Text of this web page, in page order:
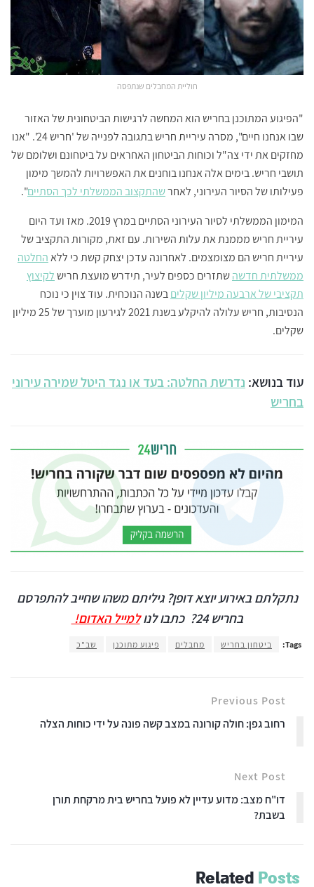
חוליית המחבלים שנתפסה
"הפיגוע המתוכנן בחריש הוא המחשה לרגישות הביטחונית של האזור
שבו אנחנו חיים", מסרה עיריית חריש בתגובה לפנייה של 'חריש 24'. "אנו
מחזקים את ידי צה"ל וכוחות הביטחון האחראים על ביטחונם ושלומם של
תושבי חריש. בימים אלה אנחנו בוחנים את האפשרויות להמשך מימון
פעילותו של הסיור העירוני, לאחרשהתקצוב הממשלתי לכך הסתיים".
המימון הממשלתי לסיור העירוני הסתיים במרץ 2019. מאז ועד היום
עיריית חריש מממנת את עלות השירות. עם זאת, מקורות התקציב של
עיריית חריש הם מצומצמים. לאחרונה עדכן יצחק קשת כי ללאהחלטה
ממשלתית חדשהשתזרים כספים לעיר, תידרש מועצת חרישלקיצוץ
תקציבי של ארבעה מיליון שקליםבשנה הנוכחית. עוד צוין כי נוכח
הנסיבות, חריש עלולה להיקלע בשנת 2021 לגירעון מוערך של 25 מיליון
שקלים.
עוד בנושא: נדרשת החלטה: בעד או נגד היטל שמירה עירוני
בחריש
נתקלתם באירוע יוצא דופן? גיליתם משהו שחייב להתפרסם
בחריש 24?
כתבו לנולמייל האדום!
Tags: ביטחון בחריש מחבלים פיגוע מתוכנן שב"כ
Previous Post
רחוב גפן: חולה קורונה במצב קשה פונה על ידי כוחות הצלה
Next Post
דו"ח מצב: מדוע עדיין לא פועל בחריש בית מרקחת תורן
בשבת?
Related Posts